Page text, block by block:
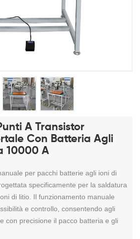
A Transistor
Con Batteria Agli
10000 A
per pacchi batterie agli ioni di
specificamente per la saldatura
di litio. Il funzionamento manuale
e controllo, consentendo agli
con precisione il pacco batteria e gli